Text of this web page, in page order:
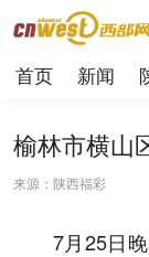
首页 新闻
榆林市横山
来源：陕西福彩
7月25日